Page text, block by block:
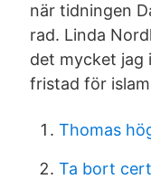
när tidningen
rad. Linda
det mycket jag
fristad för
Thomas
Ta bort